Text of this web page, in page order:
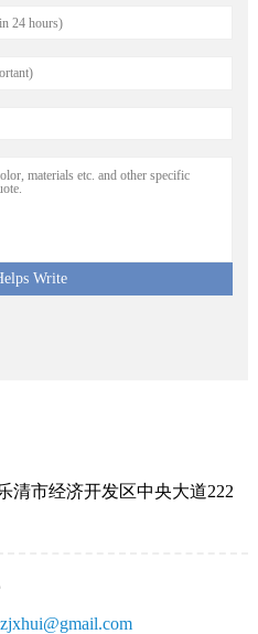
Write
清市经济开发区中央大道222
zjxhui@gmail.com